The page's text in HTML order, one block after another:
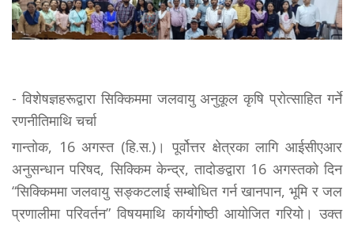
- विशेषज्ञहरूद्वारा सिक्किममा जलवायु अनुकूल कृषि प्रोत्साहित गर्ने
रणनीतिमाथि चर्चा
गान्तोक, 16 अगस्त (हि.स.)। पूर्वोत्तर क्षेत्रका लागि आईसीएआर
अनुसन्धान परिषद, सिक्किम केन्द्र, तादोङद्वारा 16 अगस्तको दिन
“सिक्किममा जलवायु सङ्कटलाई सम्बोधित गर्न खानपान, भूमि र जल
प्रणालीमा परिवर्तन” विषयमाथि कार्यगोष्ठी आयोजित गरियो। उक्त